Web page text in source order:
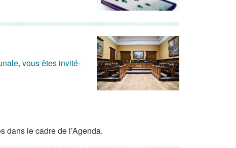
vous êtes invité-
dans le cadre de l’Agenda.